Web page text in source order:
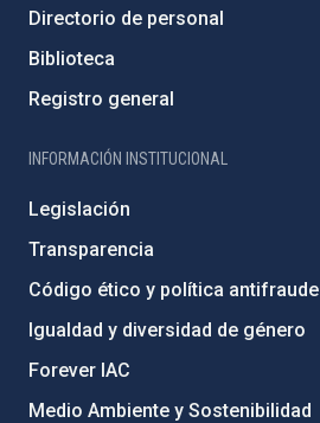
Directorio de personal
Biblioteca
Registro general
INFORMACIÓN INSTITUCIONAL
Legislación
Transparencia
Código ético y política antifraude
Igualdad y diversidad de género
Forever IAC
Medio Ambiente y Sostenibilidad